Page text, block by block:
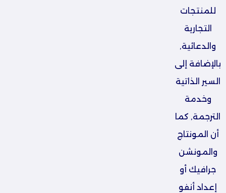
للمنتجات
التجارية
والدعائية,
بالإضافة إلى
السير الذاتية
وخدمة
الترجمة, كما
أن المونتاج
والمونشن
جرافيك أو
إعداد أنفو